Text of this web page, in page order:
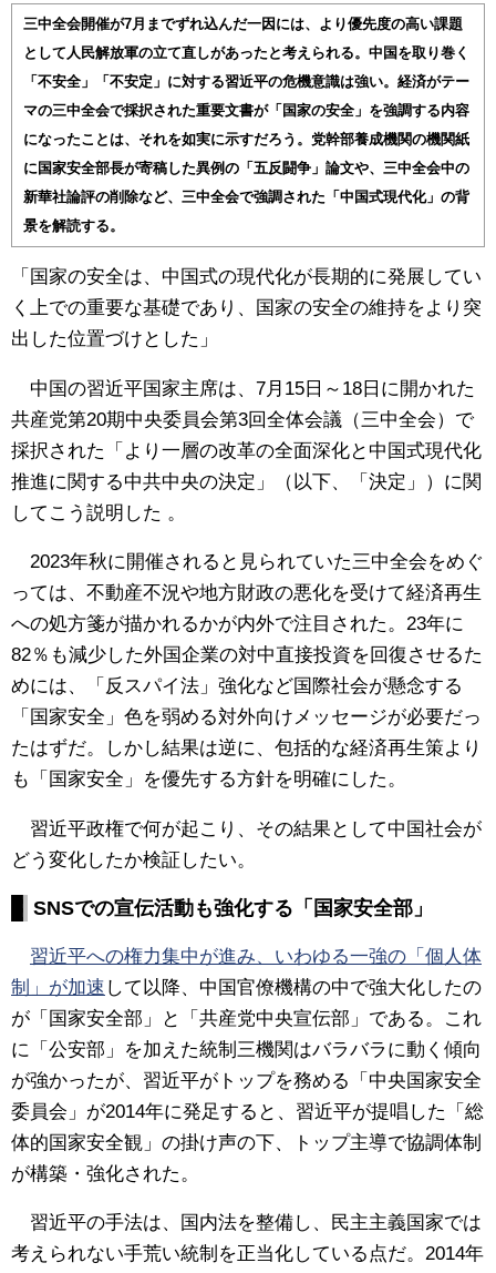
三中全会開催が7月までずれ込んだ一因には、より優先度の高い課題
として人民解放軍の立て直しがあったと考えられる。中国を取り巻く
「不安全」「不安定」に対する習近平の危機意識は強い。経済がテー
マの三中全会で採択された重要文書が「国家の安全」を強調する内容
になったことは、それを如実に示すだろう。党幹部養成機関の機関紙
に国家安全部長が寄稿した異例の「五反闘争」論文や、三中全会中の
新華社論評の削除など、三中全会で強調された「中国式現代化」の背
景を解読する。
「国家の安全は、中国式の現代化が長期的に発展してい
く上での重要な基礎であり、国家の安全の維持をより突
出した位置づけとした」
中国の習近平国家主席は、7月15日～18日に開かれた
共産党第20期中央委員会第3回全体会議（三中全会）で
採択された「より一層の改革の全面深化と中国式現代化
推進に関する中共中央の決定」（以下、「決定」）に関
してこう説明した 。
2023年秋に開催されると見られていた三中全会をめぐ
っては、不動産不況や地方財政の悪化を受けて経済再生
への処方箋が描かれるかが内外で注目された。23年に
82％も減少した外国企業の対中直接投資を回復させるた
めには、「反スパイ法」強化など国際社会が懸念する
「国家安全」色を弱める対外向けメッセージが必要だっ
たはずだ。しかし結果は逆に、包括的な経済再生策より
も「国家安全」を優先する方針を明確にした。
習近平政権で何が起こり、その結果として中国社会が
どう変化したか検証したい。
SNSでの宣伝活動も強化する「国家安全部」
習近平への権力集中が進み、いわゆる一強の「個人体
制」が加速 して以降、中国官僚機構の中で強大化したの
が「国家安全部」と「共産党中央宣伝部」である。これ
に「公安部」を加えた統制三機関はバラバラに動く傾向
が強かったが、習近平がトップを務める「中央国家安全
委員会」が2014年に発足すると、習近平が提唱した「総
体的国家安全観」の掛け声の下、トップ主導で協調体制
が構築・強化された。
習近平の手法は、国内法を整備し、民主主義国家では
考えられない手荒い統制を正当化している点だ。2014年